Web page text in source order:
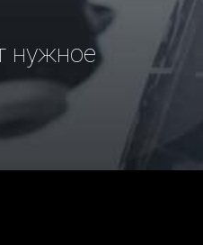
нужное